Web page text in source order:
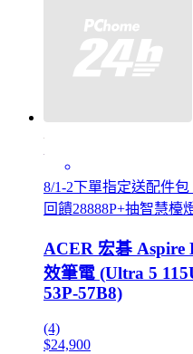
8/1-2下單指定送配件
回饋28888P+抽智慧檯
ACER 宏碁 Aspire
效筆電 (Ultra 5
53P-57B8)
(4)
$24,900